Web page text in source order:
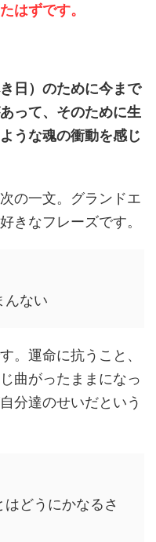
はずです。
日）のために今まで
って、そのために生
うな魂の衝動を感じ
の一文。グランドエ
きなフレーズです。
んない
。運命に抗うこと、
曲がったままになっ
分達のせいだという
どうにかなるさ